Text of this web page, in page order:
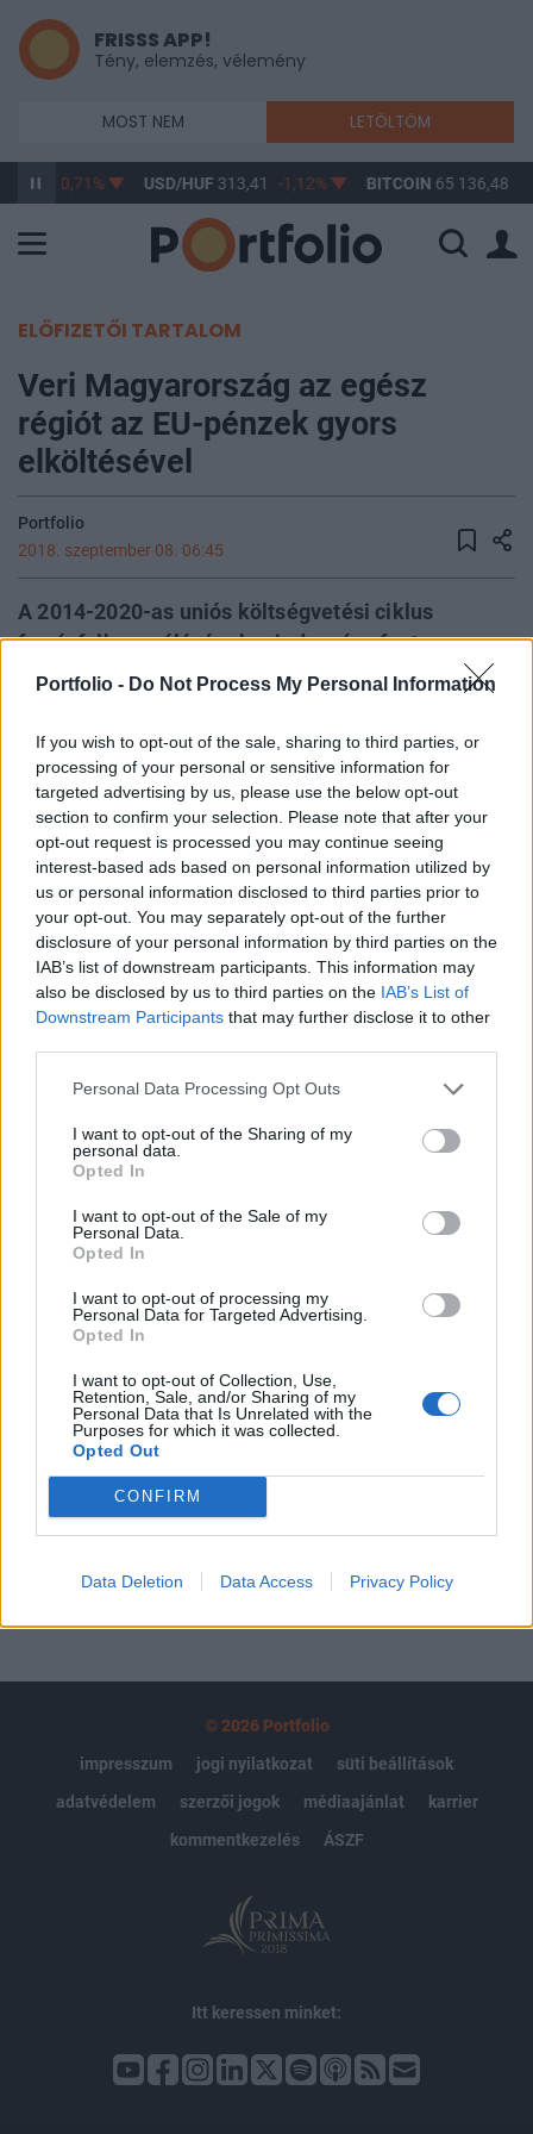
Portfolio - Do Not Process My Personal Information
If you wish to opt-out of the sale, sharing to third parties, or
processing of your personal or sensitive information for
targeted advertising by us, please use the below opt-out
section to confirm your selection. Please note that after your
opt-out request is processed you may continue seeing
interest-based ads based on personal information utilized by
us or personal information disclosed to third parties prior to
your opt-out. You may separately opt-out of the further
disclosure of your personal information by third parties on the
IAB’s list of downstream participants. This information may
also be disclosed by us to third parties on the IAB’s List of
Downstream Participants that may further disclose it to other
Personal Data Processing Opt Outs
I want to opt-out of the Sharing of my
personal data.
Opted In
I want to opt-out of the Sale of my
Personal Data.
Opted In
I want to opt-out of processing my
Personal Data for Targeted Advertising.
Opted In
I want to opt-out of Collection, Use,
Retention, Sale, and/or Sharing of my
Personal Data that Is Unrelated with the
Purposes for which it was collected.
Opted Out
CONFIRM
Data Deletion Data Access Privacy Policy
FRISSS APP!
Tény, elemzés, vélemény
MOST NEM LETÖLTÖM
-0,71% USD/HUF 313,41 -1,12% BITCOIN 65 136,48
ELŐFIZETŐI TARTALOM
Veri Magyarország az egész
régiót az EU-pénzek gyors
elköltésével
Portfolio
2018. szeptember 08. 06:45
A 2014-2020-as uniós költségvetési ciklus
forrásfelhasználásának mind a négy fontos
mutatószámában a nyolc régiós ország között az
Közgazdász-vándorgyűlésen tartott előadása
egyik ábrájával Adorján Richárd, a
Pénzügyminisztérium költségvetésért felelős
helyettes államtitkára.
Adorján azonban felhívta a figyelmet arra is, hogy bár a
Magyarország által végrehajtott gyors uniós
forrásfelhasználás kedvező, de nem a gyorsaság és a
mennyiség, hanem a források felhasználásának minősége
a legfontosabb szempont a gazdaság hosszú távú
fenntartható növekedése szempontjából. Ezzel együtt is
érdekes az alábbi táblázat, amelynek első sorában
Magyarország...
KEDVES OLVASÓNK!
tartozik, melynek olvasása előfizetéses
regisztrációhoz kötött.
Az előfizetés a következőket tartalmazza:
Portfolio.hu teljes cikkarchívum
kötéslistái
MÁR ELŐFIZETŐNK VAGY?BEJELENTKEZÉS
© 2026 Portfolio
impresszum
jogi nyilatkozat
süti beállítások
adatvédelem
szerzői jogok médiaajánlat
karrier
kommentkezelés
ÁSZF
Itt keressen minket: